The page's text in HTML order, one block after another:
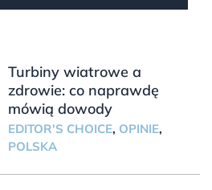
Turbiny wiatrowe a
zdrowie: co naprawdę
mówią dowody
EDITOR'S CHOICE, OPINIE,
POLSKA